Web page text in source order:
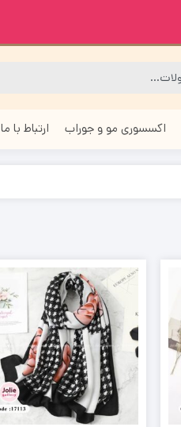
اکسسوری مو و جوراب ارتباط با ما